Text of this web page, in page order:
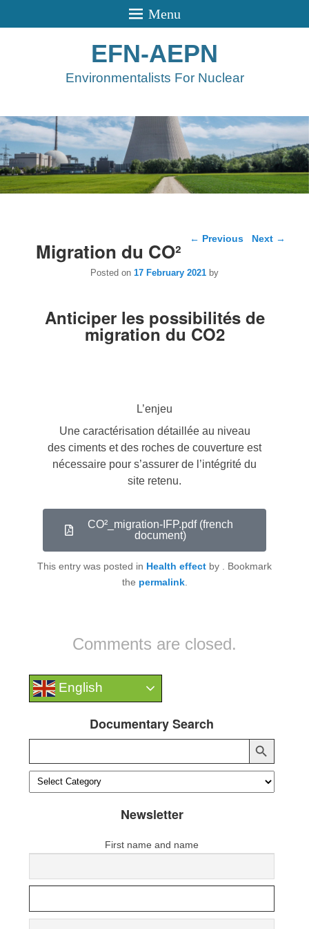
Menu
EFN-AEPN
Environmentalists For Nuclear
Post navigation
← Previous Next →
Migration du CO²
Posted on 17 February 2021 by
Anticiper les possibilités de
migration du CO2
L’enjeu
Une caractérisation détaillée au niveau
des ciments et des roches de couverture est
nécessaire pour s’assurer de l’intégrité du
site retenu.
CO²_migration-IFP.pdf (french
document)
This entry was posted in Health effect by
. Bookmark
the permalink.
Comments are closed.
English
Documentary Search
Search
Search Button
Newsletter
First name and name